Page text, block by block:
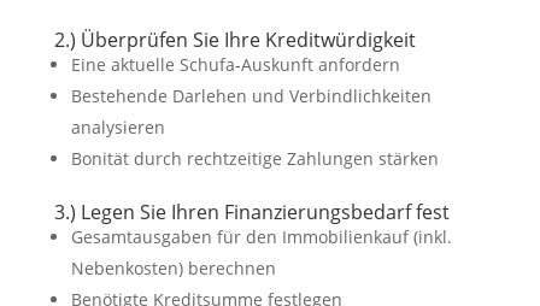
2.) Überprüfen Sie Ihre Kreditwürdigkeit
Eine aktuelle Schufa-Auskunft anfordern
Bestehende Darlehen und Verbindlichkeiten
analysieren
Bonität durch rechtzeitige Zahlungen stärken
3.) Legen Sie Ihren Finanzierungsbedarf fest
Gesamtausgaben für den Immobilienkauf (inkl.
Nebenkosten) berechnen
Benötigte Kreditsumme festlegen